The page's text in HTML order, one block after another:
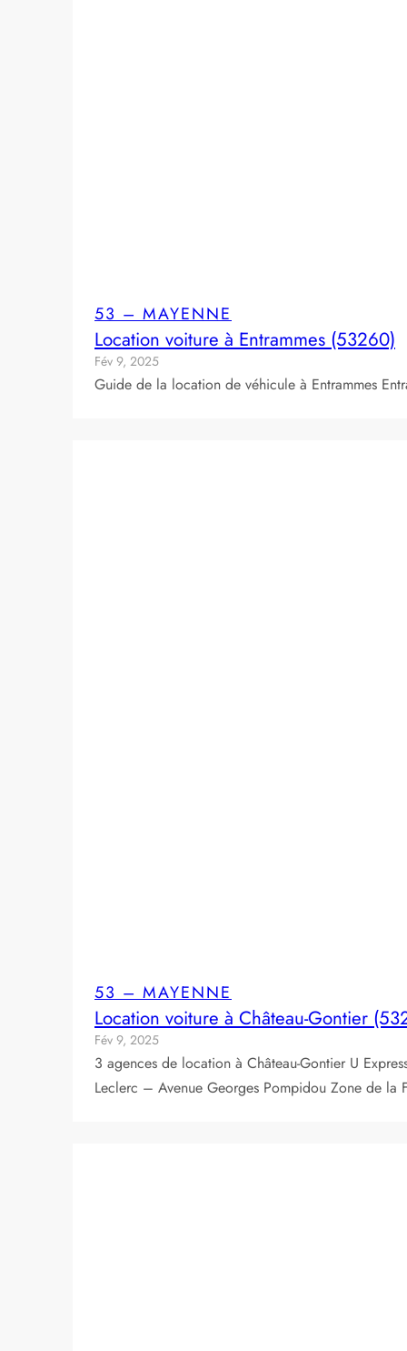
53 – MAYENNE
Location voiture à Entrammes (53260)
Fév 9, 2025
Guide de la location de véhicule à Entrammes
53 – MAYENNE
Location voiture à Château-Gontier
Fév 9, 2025
3 agences de location à Château-Gontier U
Leclerc – Avenue Georges Pompidou Zone de la